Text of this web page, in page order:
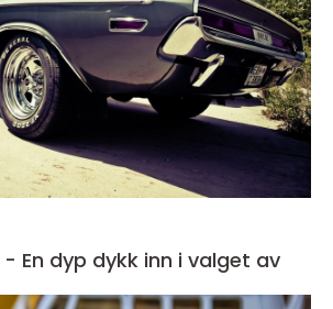
En dyp dykk inn i valget av